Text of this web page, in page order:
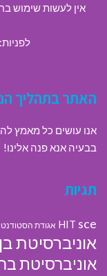
אין לעשות שימוש
לפניות: Avihai.ZoomAt@gmail.com
האתר בתהליך
אנו עושים כל מאמץ
בבעיה אנא פנה אלינו!
תגיות
HIT sce אגודת
אוניברסיטת בן
אוניברסיטת בר